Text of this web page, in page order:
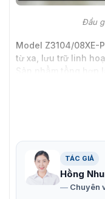
Đầu
Model Z3104/08XE-
từ xa, lưu trữ linh
Sản phẩm tổng hợp
có thể dễ dàng
ghi hình
Tính năng nổi bật
Z3104/08XE-P
TÁC GIẢ
Hồng
Chuyên